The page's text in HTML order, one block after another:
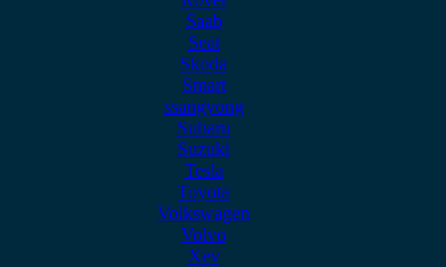
Saab
Seat
Skoda
Smart
ssangyong
Subaru
Suzuki
Tesla
Toyota
Volkswagen
Volvo
Xev